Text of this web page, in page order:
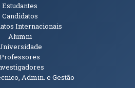
Estudantes
Candidatos
Internacionais
Alumni
Professores
Admin. e Gestão